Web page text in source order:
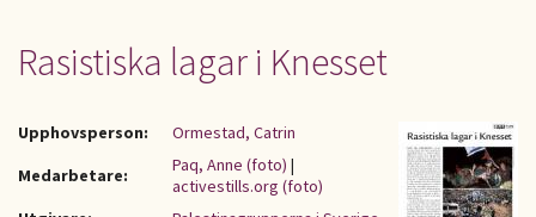
Rasistiska lagar i Knesset
Upphovsperson:
Ormestad, Catrin
Medarbetare:
Paq, Anne (foto) |
activestills.org (foto)